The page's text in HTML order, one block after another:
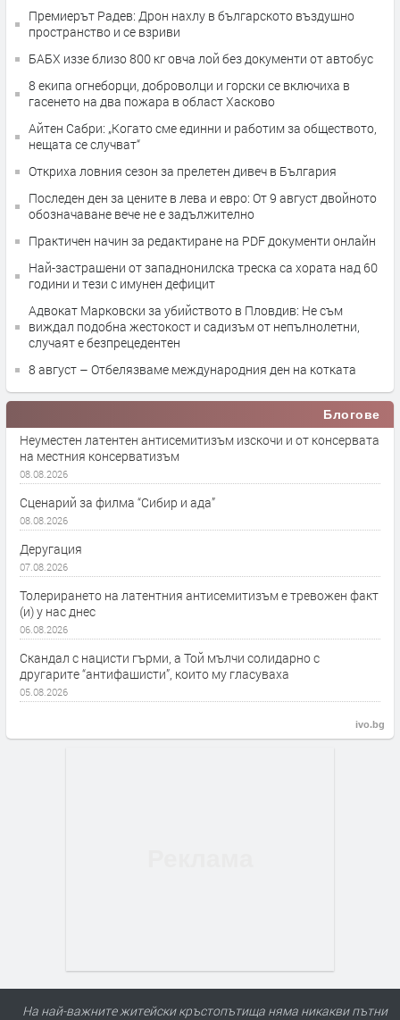
Премиерът Радев: Дрон нахлу в българското въздушно
пространство и се взриви
БАБХ иззе близо 800 кг овча лой без документи от автобус
8 екипа огнеборци, доброволци и горски се включиха в
гасенето на два пожара в област Хасково
Айтен Сабри: „Когато сме единни и работим за обществото,
нещата се случват“
Откриха ловния сезон за прелетен дивеч в България
Последен ден за цените в лева и евро: От 9 август двойното
обозначаване вече не е задължително
Практичен начин за редактиране на PDF документи онлайн
Най-застрашени от западнонилска треска са хората над 60
години и тези с имунен дефицит
Адвокат Марковски за убийството в Пловдив: Не съм
виждал подобна жестокост и садизъм от непълнолетни,
случаят е безпрецедентен
8 август – Отбелязваме международния ден на котката
Блогове
Неуместен латентен антисемитизъм изскочи и от консервата
на местния консерватизъм
08.08.2026
Сценарий за филма “Сибир и ада”
08.08.2026
Деругация
07.08.2026
Толерирането на латентния антисемитизъм е тревожен факт
(и) у нас днес
06.08.2026
Скандал с нацисти гърми, а Той мълчи солидарно с
другарите “антифашисти”, които му гласуваха
05.08.2026
ivo.bg
На най-важните житейски кръстопътища няма никакви пътни